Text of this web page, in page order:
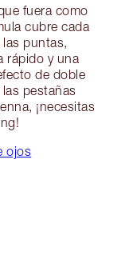
fuera como
cubre cada
las puntas,
rápido y una
de doble
pestañas
¡necesitas
ojos